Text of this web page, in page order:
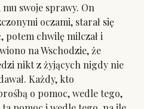
swoje sprawy. On
oczami, starał się
potem chwilę milczał i
na Wschodzie, że
nikt z żyjących nigdy nie
Każdy, kto
o pomoc, wedle tego,